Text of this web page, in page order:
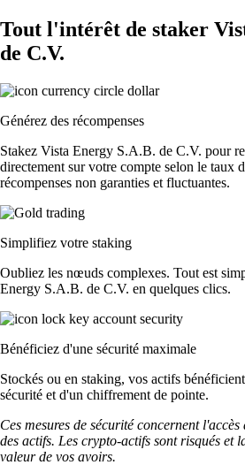
Tout l'intérêt de staker
de C.V.
Générez des récompenses
Stakez Vista Energy S.A.B. de C.V. pour
directement sur votre compte selon le taux
récompenses non garanties et fluctuantes.
Simplifiez votre staking
Oubliez les nœuds complexes. Tout est
Energy S.A.B. de C.V. en quelques clics.
Bénéficiez d'une sécurité maximale
Stockés ou en staking, vos actifs
sécurité et d'un chiffrement de pointe.
Ces mesures de sécurité concernent
des actifs. Les crypto-actifs sont risqués et
valeur de vos avoirs.